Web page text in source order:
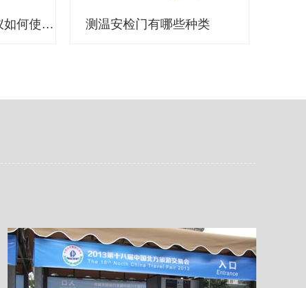
公安机关执法记录仪如何使用？ 测温安检门有哪些种类